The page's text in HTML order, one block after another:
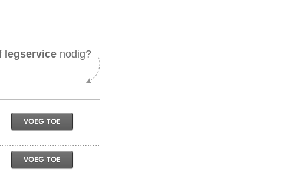
legservice nodig?
VOEG TOE
VOEG TOE